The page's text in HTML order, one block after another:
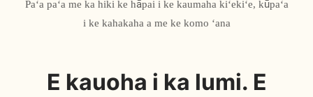
Paʻa paʻa me ka hiki ke hāpai i ke kaumaha kiʻekiʻe, kūpaʻa
i ke kahakaha a me ke komo ʻana
E kauoha i ka lumi. E